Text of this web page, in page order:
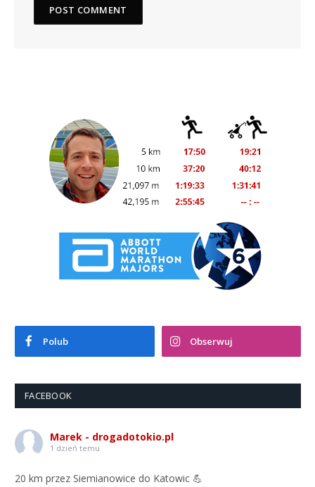
Polub Obserwuj
FACEBOOK
Marek - drogadotokio.pl
1 dzień temu
20 km przez Siemianowice do Katowic 💪